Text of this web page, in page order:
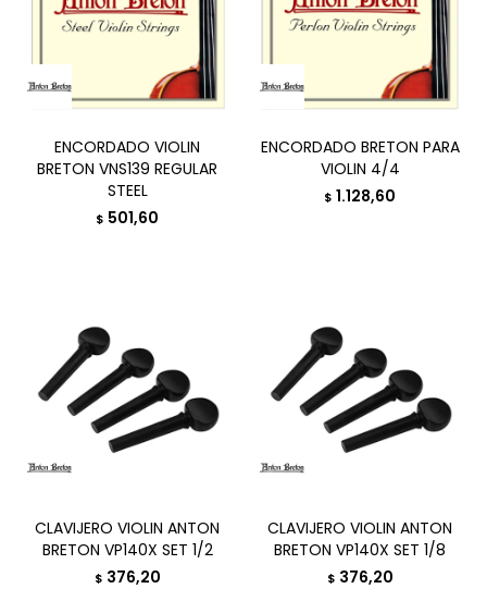
ENCORDADO VIOLIN
BRETON VNS139 REGULAR
STEEL
$ 501,60
ENCORDADO BRETON PARA
VIOLIN 4/4
$ 1.128,60
CLAVIJERO VIOLIN ANTON
BRETON VP140X SET 1/2
$ 376,20
CLAVIJERO VIOLIN ANTON
BRETON VP140X SET 1/8
$ 376,20